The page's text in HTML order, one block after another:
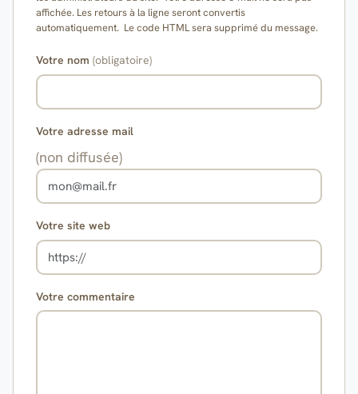
affichée. Les retours à la ligne seront convertis
automatiquement. Le code HTML sera supprimé du message.
Votre nom (obligatoire)
Votre adresse mail
(non diffusée)
Votre site web
Votre commentaire